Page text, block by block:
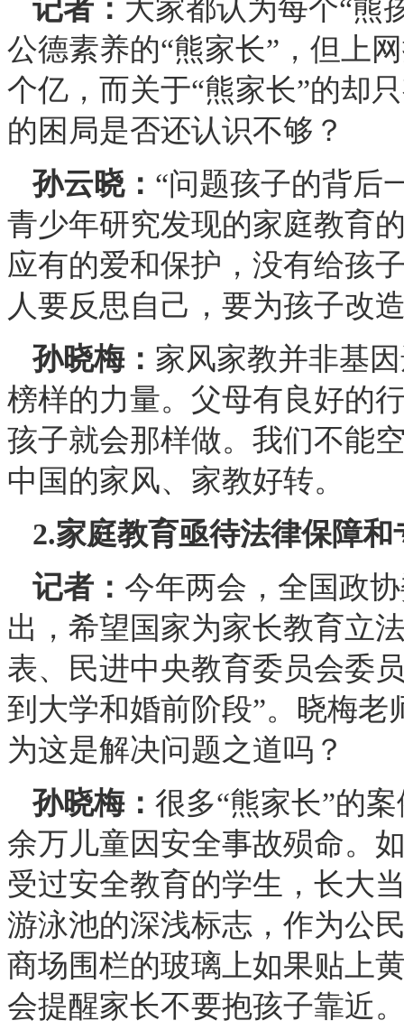
记者： 大家都认为每个“熊
公德素养的“熊家长”，但上
个亿，而关于“熊家长”的却
的困局是否还认识不够？
孙云晓： “问题孩子的背后
青少年研究发现的家庭教育
应有的爱和保护，没有给孩
人要反思自己，要为孩子改
孙晓梅： 家风家教并非基
榜样的力量。父母有良好的
孩子就会那样做。我们不能
中国的家风、家教好转。
2.家庭教育亟待法律保障和
记者： 今年两会，全国政
出，希望国家为家长教育立
表、民进中央教育委员会委
到大学和婚前阶段”。晓梅老
为这是解决问题之道吗？
孙晓梅： 很多“熊家长”的
余万儿童因安全事故殒命。
受过安全教育的学生，长大
游泳池的深浅标志，作为公
商场围栏的玻璃上如果贴上
会提醒家长不要抱孩子靠近